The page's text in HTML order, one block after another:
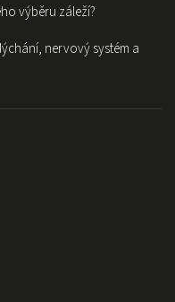
výběru záleží?
nervový systém a